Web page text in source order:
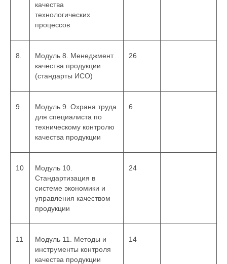
качества
технологических
процессов
8.
Модуль 8. Менеджмент
качества продукции
(стандарты ИСО)
26
9
Модуль 9. Охрана труда
для специалиста по
техническому контролю
качества продукции
6
10
Модуль 10.
Стандартизация в
системе экономики и
управления качеством
продукции
24
11
Модуль 11. Методы и
инструменты контроля
качества продукции
14